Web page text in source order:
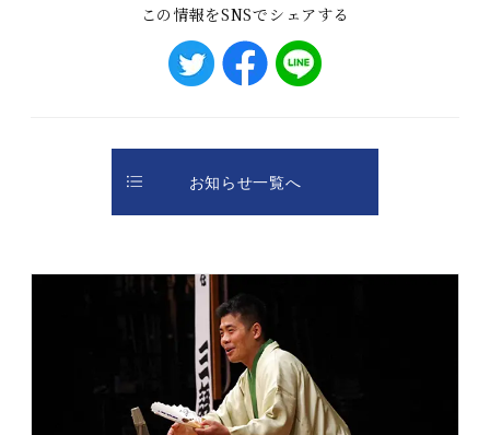
この情報をSNSでシェアする
お知らせ一覧へ